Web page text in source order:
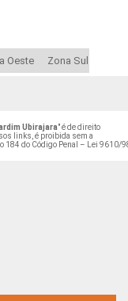
Oeste Zona Sul
Ubirajara" é de direito
links, é proibida sem a
184 do Código Penal –
Lei 9610/